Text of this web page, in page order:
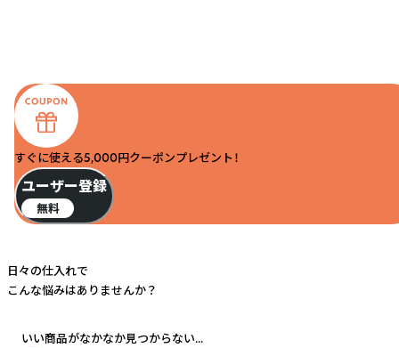
すぐに使える5,000円クーポンプレゼント！
ユーザー登録
無料
日々の仕入れで
こんな悩みはありませんか？
いい商品がなかなか見つからない...